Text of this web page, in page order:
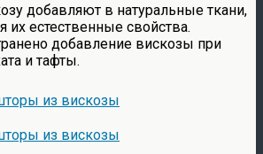
добавляют в натуральные ткани,
естественные свойства.
добавление вискозы при
и тафты.